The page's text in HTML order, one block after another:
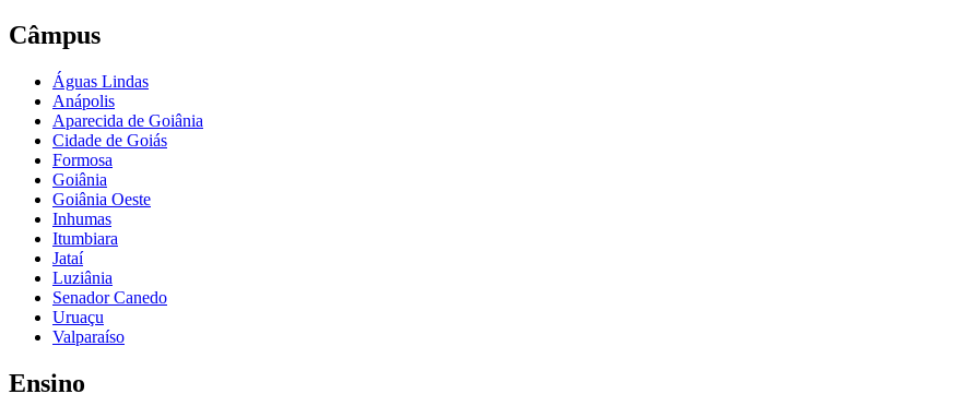
Câmpus
Águas Lindas
Anápolis
Aparecida de Goiânia
Cidade de Goiás
Formosa
Goiânia
Goiânia Oeste
Inhumas
Itumbiara
Jataí
Luziânia
Senador Canedo
Uruaçu
Valparaíso
Ensino